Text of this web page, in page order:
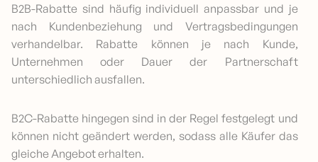
B2B-Rabatte sind häufig individuell anpassbar und je
nach Kundenbeziehung und Vertragsbedingungen
verhandelbar. Rabatte können je nach Kunde,
Unternehmen oder Dauer der Partnerschaft
unterschiedlich ausfallen.
B2C-Rabatte hingegen sind in der Regel festgelegt und
können nicht geändert werden, sodass alle Käufer das
gleiche Angebot erhalten.